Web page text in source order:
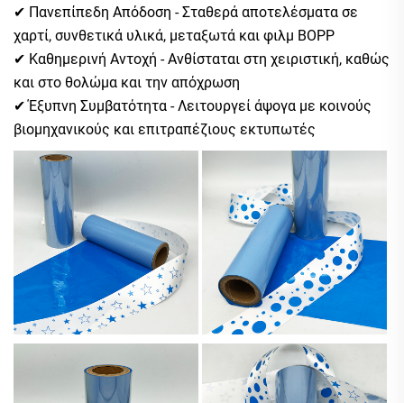
✔ Πανεπίπεδη Απόδοση - Σταθερά αποτελέσματα σε
χαρτί, συνθετικά υλικά, μεταξωτά και φιλμ BOPP
✔ Καθημερινή Αντοχή - Ανθίσταται στη χειριστική, καθώς
και στο θολώμα και την απόχρωση
✔ Έξυπνη Συμβατότητα - Λειτουργεί άψογα με κοινούς
βιομηχανικούς και επιτραπέζιους εκτυπωτές